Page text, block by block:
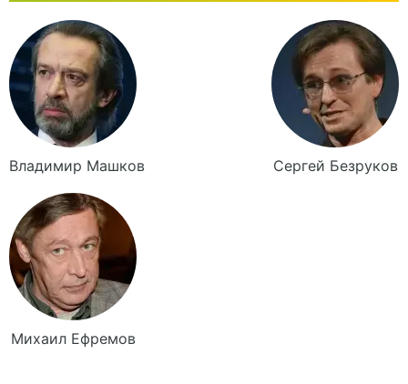
Владимир Машков Сергей Безруков
Михаил Ефремов